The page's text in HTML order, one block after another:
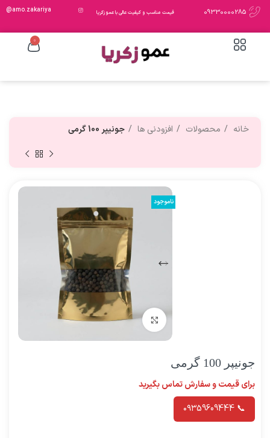
09330000285 قیمت مناسب و کیفیت عالی با عمو زکریا amo.zakariya@
0
خانه محصولات افزودنی ها جونیپر 100 گرمی
ناموجود
برای بزرگنمایی کلیک کنید
جونیپر 100 گرمی
برای قیمت و سفارش تماس بگیرید
📞 ۰۹۳59609444